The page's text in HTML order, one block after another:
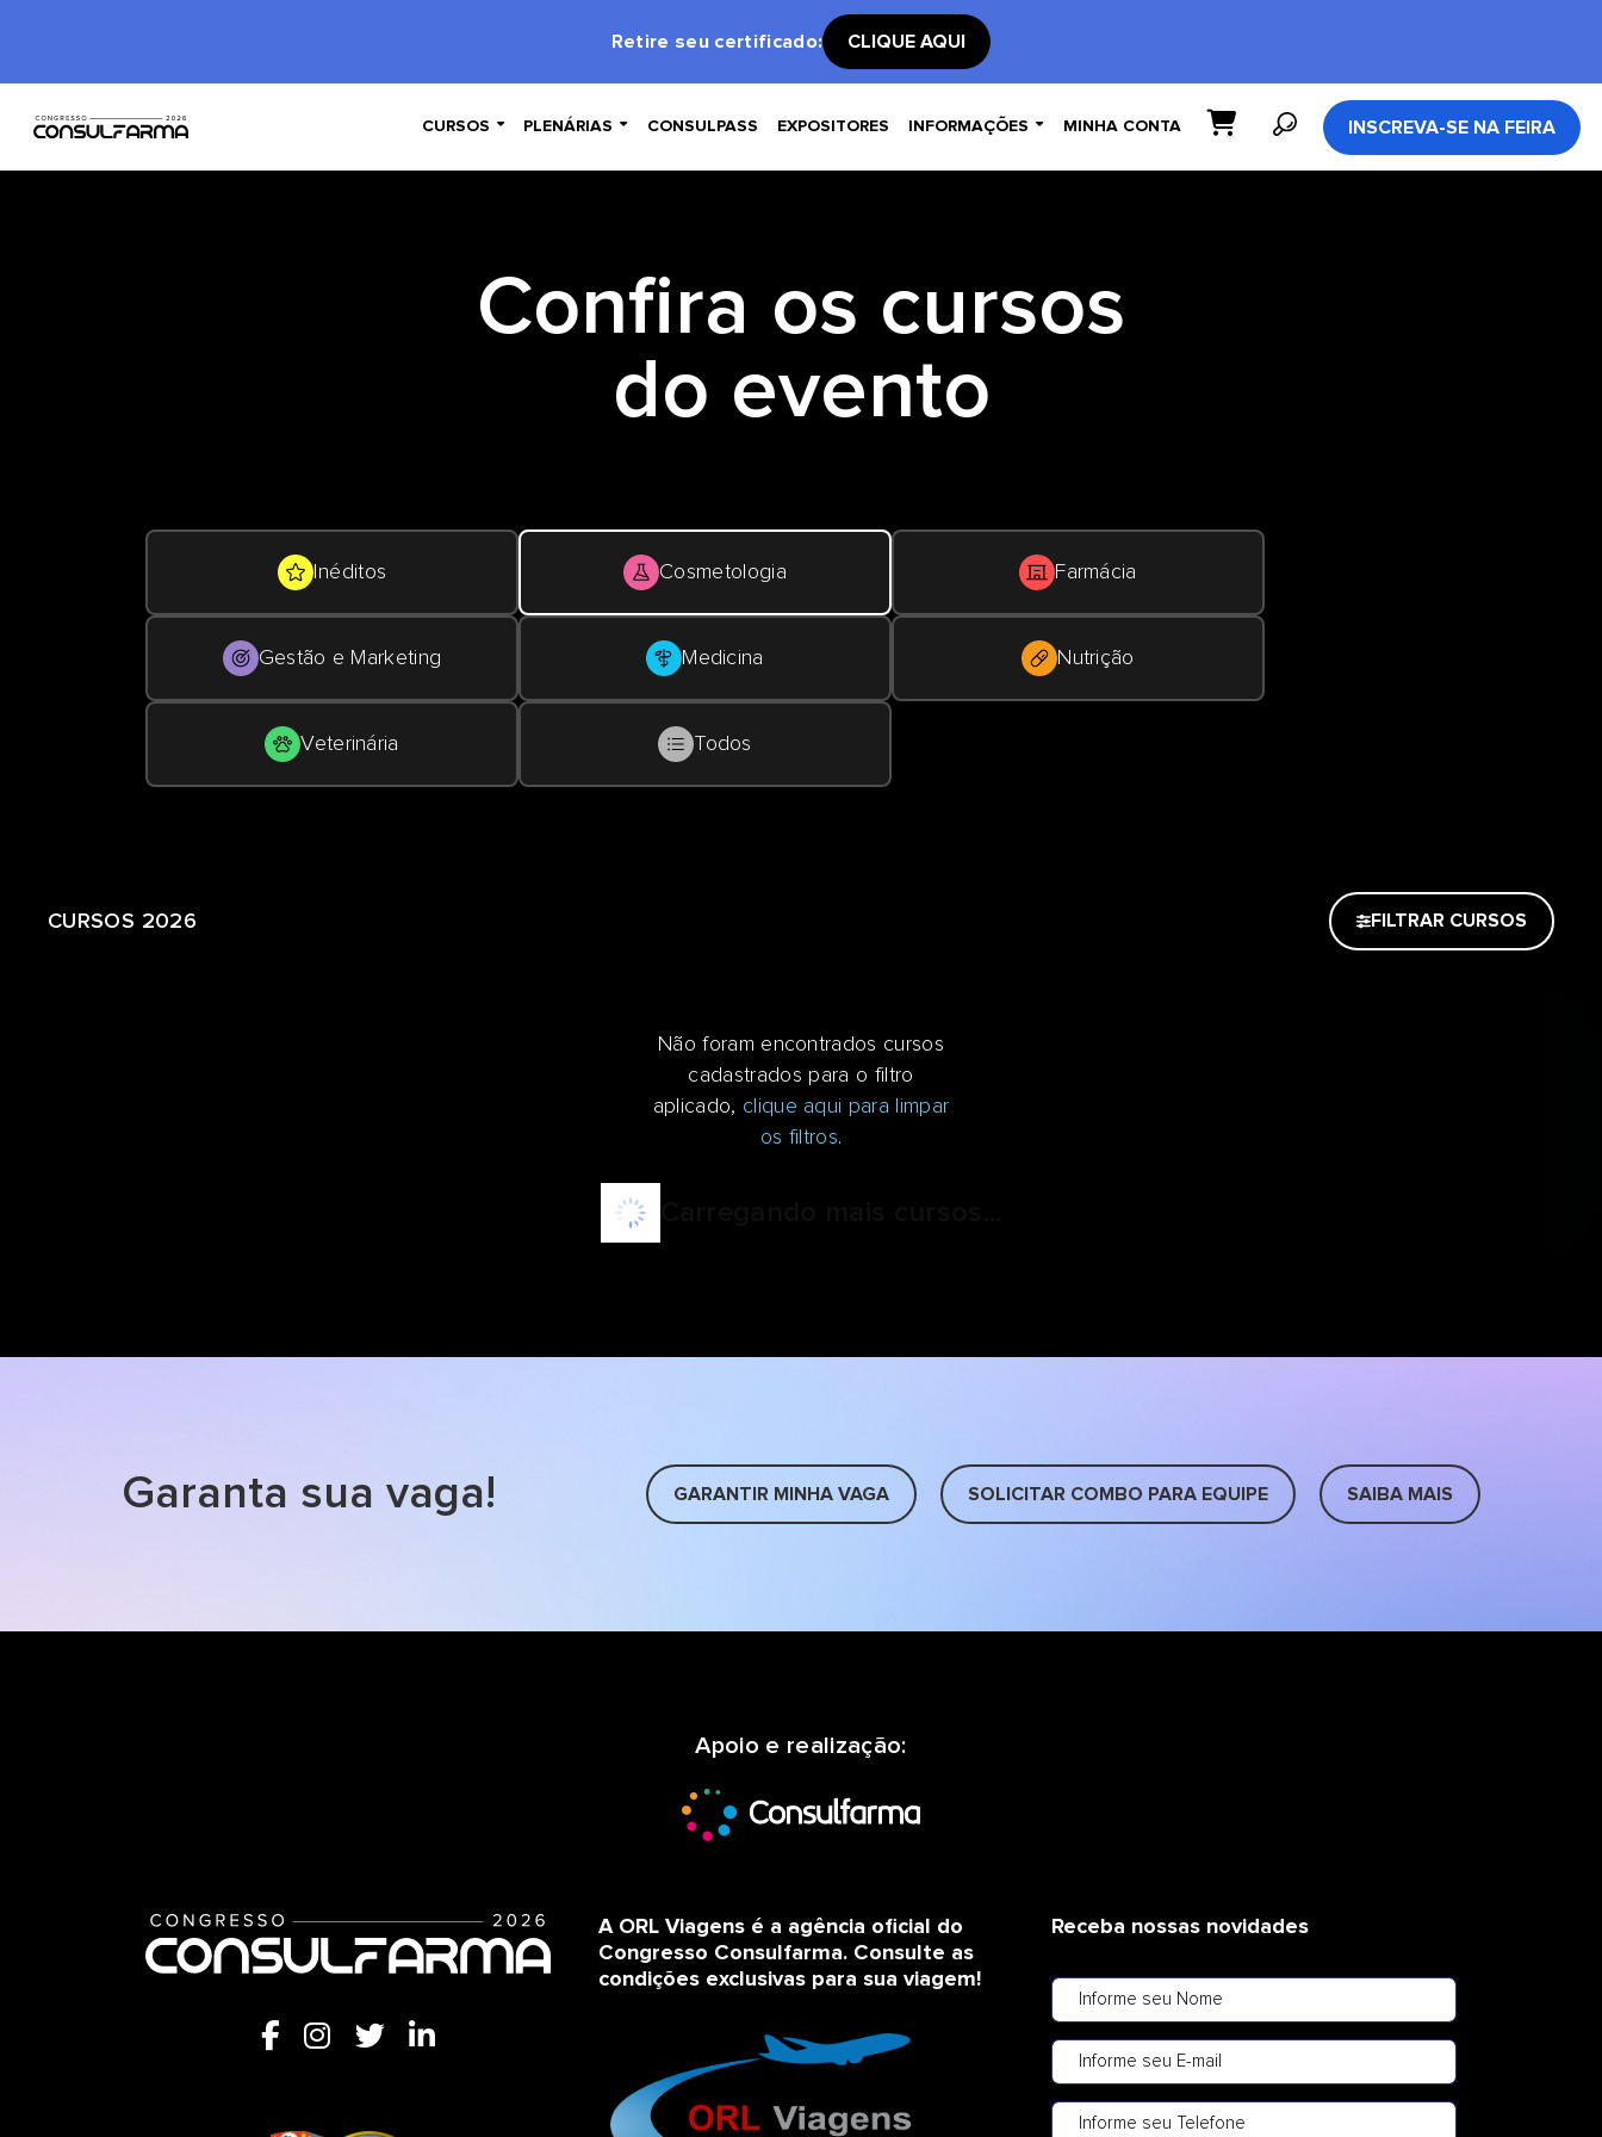
Retire seu certificado: CLIQUE AQUI
CURSOS  PLENÁRIAS  CONSULPASS EXPOSITORES INFORMAÇÕES  MINHA CONTA INSCREVA-SE NA FEIRA
Confira os cursos
do evento
Inéditos Cosmetologia Farmácia
Gestão e Marketing Medicina Nutrição
Veterinária Todos
CURSOS 2026 FILTRAR CURSOS
Não foram encontrados cursos
cadastrados para o filtro
aplicado, clique aqui para limpar
os filtros.
Garanta sua vaga! GARANTIR MINHA VAGA SOLICITAR COMBO PARA EQUIPE SAIBA MAIS
Apoio e realização:
A ORL Viagens é a agência oficial do
Congresso Consulfarma. Consulte as
condições exclusivas para sua viagem!
Receba nossas novidades